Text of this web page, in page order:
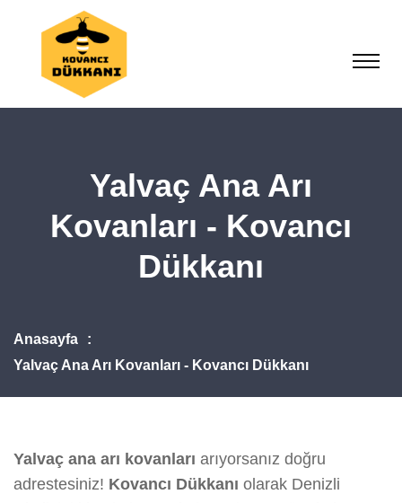
Yalvaç Ana Arı
Kovanları - Kovancı
Dükkanı
Anasayfa
Yalvaç Ana Arı Kovanları - Kovancı Dükkanı
Yalvaç ana arı kovanları arıyorsanız doğru
adrestesiniz! Kovancı Dükkanı olarak Denizli